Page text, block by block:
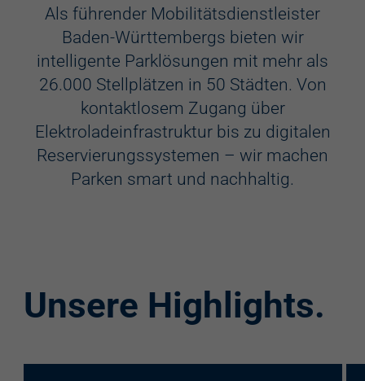
Aufzug
Videokameras
Schülerkunst
Behindertenstellplätze
Familienstellplätze
re:charge-Karte
Als führender Mobilitätsdienstleister
Baden-Württembergs bieten wir
intelligente Parklösungen mit mehr als
26.000 Stellplätzen in 50 Städten. Von
kontaktlosem Zugang über
Elektroladeinfrastruktur bis zu digitalen
Reservierungssystemen – wir machen
Parken smart und nachhaltig.
Unsere Highlights.